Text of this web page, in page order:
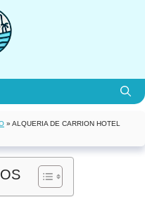
» ALQUERIA DE CARRION HOTEL